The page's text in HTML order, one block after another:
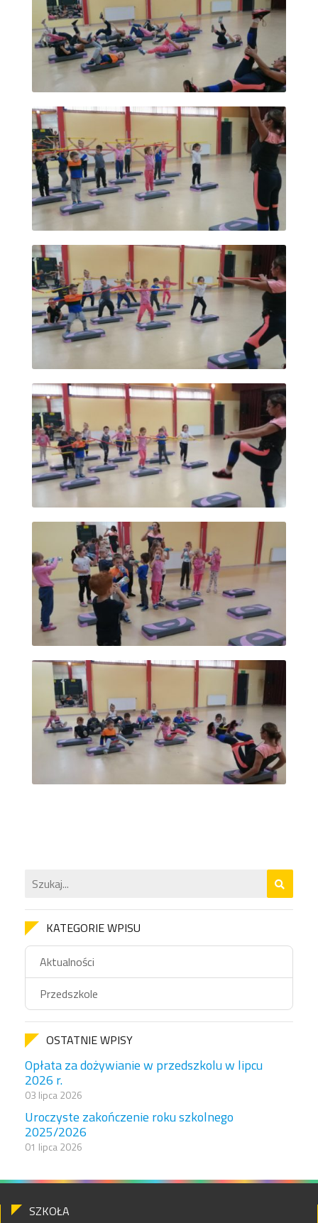
KATEGORIE WPISU
Aktualności
Przedszkole
OSTATNIE WPISY
Opłata za dożywianie w przedszkolu w lipcu
2026 r.
03 lipca 2026
Uroczyste zakończenie roku szkolnego
2025/2026
01 lipca 2026
SZKOŁA